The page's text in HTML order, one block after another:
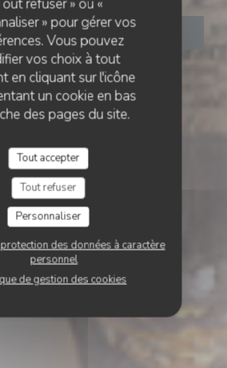
» pour gérer vos
Vous pouvez
vos choix à tout
en cliquant sur l'icône
un cookie en bas
des pages du site.
Tout accepter
Tout refuser
Personnaliser
des données à caractère
personnel
de gestion des cookies
RÉSERVER